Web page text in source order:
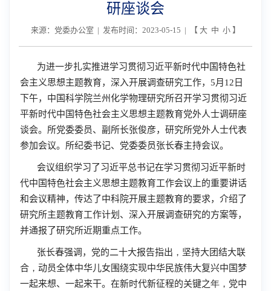
研座谈会
来源：党委办公室 | 发布时间：2023-05-15 | 【 大 中 小 】
为进一步扎实推进学习贯彻习近平新时代中国特色社
会主义思想主题教育，深入开展调查研究工作， 5月 12 日
下午，中国科学院兰州化学物理研究所召开学习贯彻习近
平新时代中国特色社会主义思想主题教育党外人士调研座
谈会。所党委委员、副所长张俊彦，研究所党外人士代表
参加会议。所纪委书记、党委委员张长春主持会议。
会议组织学习了习近平总书记在学习贯彻习近平新时
代中国特色社会主义思想主题教育工作会议上的重要讲话
和会议精神，传达了中科院开展主题教育的要求，介绍了
研究所主题教育工作计划、深入开展调查研究的方案等，
并通报了研究所近期重点工作。
张长春强调，党的二十大报告指出 ， 坚持大团结大联
合 ， 动员全体中华儿女围绕实现中华民族伟大复兴中国梦
一起来想、一起来干。在新时代新征程的关键之年， 党中